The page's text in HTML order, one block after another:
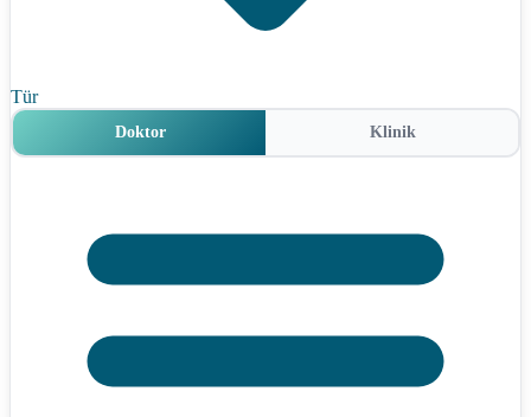
Tür
Doktor Klinik